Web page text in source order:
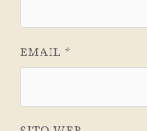
EMAIL *